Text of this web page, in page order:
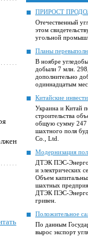
ПРИРОСТ
Отечественный
этом
угольной
Планы
В ноябре
добыли 7 млн.
дополнительно
одиннадцатым
Китайские
Украина и Китай
строительства
общую сумму 247
шахтного поля
Co., Ltd.
Модернизация
ДТЭК ПЭС-
и электрических
Объем
шахтных
ДТЭК ПЭС-
гривен.
Положительное
По данным
вырос экспорт